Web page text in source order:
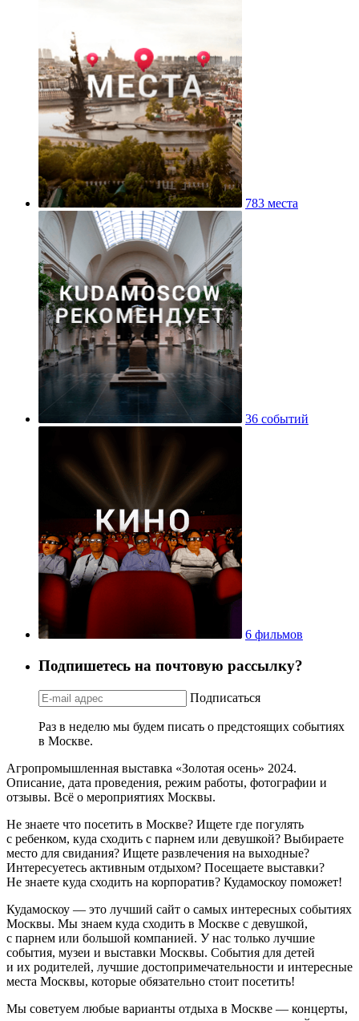
783 места
36 событий
6 фильмов
Подпишетесь на почтовую рассылку?
Подписаться
Раз в неделю мы будем писать о предстоящих событиях
в Москве.
Агропромышленная выставка «Золотая осень» 2024.
Описание, дата проведения, режим работы, фотографии и
отзывы. Всё о мероприятиях Москвы.
Не знаете что посетить в Москве? Ищете где погулять
с ребенком, куда сходить с парнем или девушкой? Выбираете
место для свидания? Ищете развлечения на выходные?
Интересуетесь активным отдыхом? Посещаете выставки?
Не знаете куда сходить на корпоратив? Кудамоскоу поможет!
Кудамоскоу — это лучший сайт о самых интересных событиях
Москвы. Мы знаем куда сходить в Москве с девушкой,
с парнем или большой компанией. У нас только лучшие
события, музеи и выставки Москвы. События для детей
и их родителей, лучшие достопримечательности и интересные
места Москвы, которые обязательно стоит посетить!
Мы советуем любые варианты отдыха в Москве — концерты,